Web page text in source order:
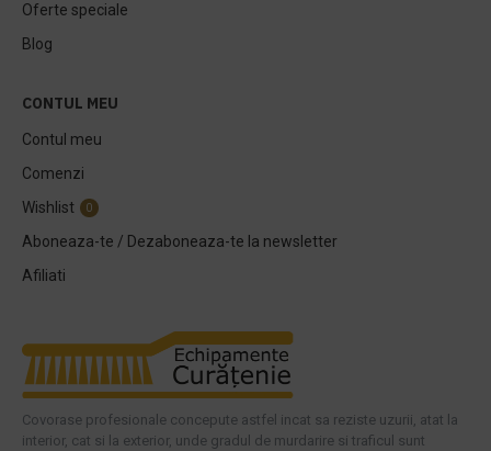
Oferte speciale
Blog
CONTUL MEU
Contul meu
Comenzi
Wishlist
0
Aboneaza-te / Dezaboneaza-te la newsletter
Afiliati
Covorase profesionale concepute astfel incat sa reziste uzurii, atat la
interior, cat si la exterior, unde gradul de murdarire si traficul sunt